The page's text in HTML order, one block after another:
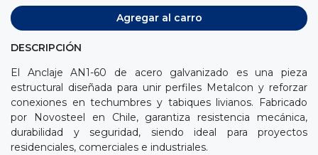
Agregar al carro
DESCRIPCIÓN
El Anclaje AN1-60 de acero galvanizado es una pieza
estructural diseñada para unir perfiles Metalcon y reforzar
conexiones en techumbres y tabiques livianos. Fabricado
por Novosteel en Chile, garantiza resistencia mecánica,
durabilidad y seguridad, siendo ideal para proyectos
residenciales, comerciales e industriales.